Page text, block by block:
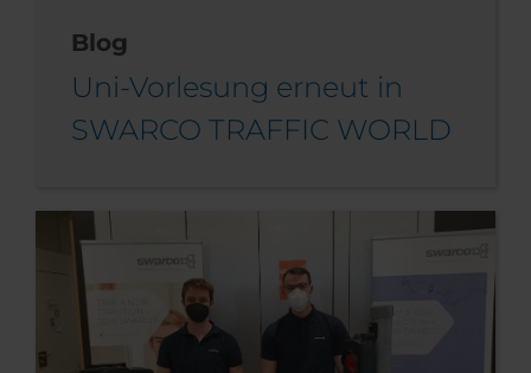
Blog
Uni-Vorlesung erneut in
SWARCO TRAFFIC WORLD